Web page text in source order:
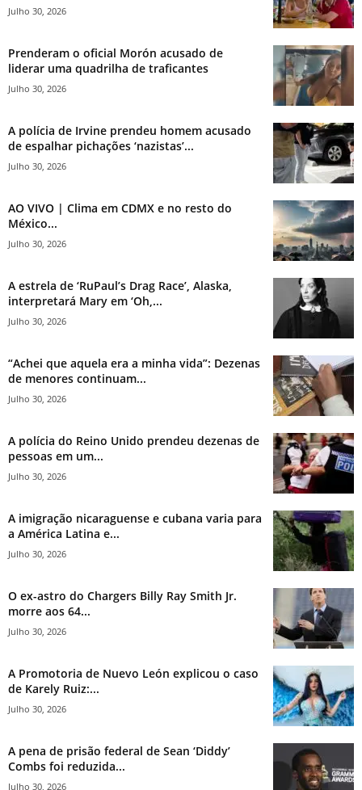
Julho 30, 2026
Prenderam o oficial Morón acusado de
liderar uma quadrilha de traficantes
Julho 30, 2026
A polícia de Irvine prendeu homem acusado
de espalhar pichações ‘nazistas’...
Julho 30, 2026
AO VIVO | Clima em CDMX e no resto do
México...
Julho 30, 2026
A estrela de ‘RuPaul’s Drag Race’, Alaska,
interpretará Mary em ‘Oh,...
Julho 30, 2026
“Achei que aquela era a minha vida”: Dezenas
de menores continuam...
Julho 30, 2026
A polícia do Reino Unido prendeu dezenas de
pessoas em um...
Julho 30, 2026
A imigração nicaraguense e cubana varia para
a América Latina e...
Julho 30, 2026
O ex-astro do Chargers Billy Ray Smith Jr.
morre aos 64...
Julho 30, 2026
A Promotoria de Nuevo León explicou o caso
de Karely Ruiz:...
Julho 30, 2026
A pena de prisão federal de Sean ‘Diddy’
Combs foi reduzida...
Julho 30, 2026